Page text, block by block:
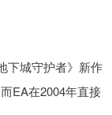
下城守护者》新作
EA在2004年直接